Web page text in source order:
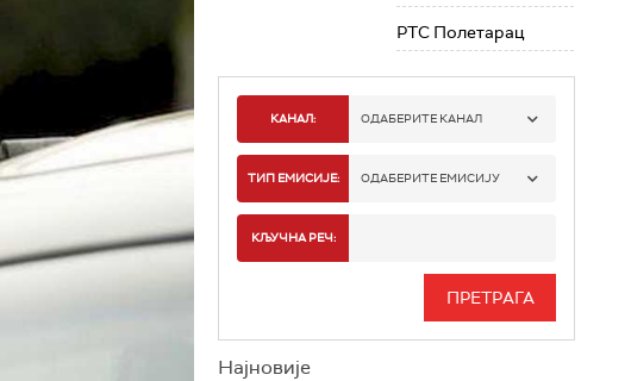
РТС Полетарац
КАНАЛ: ОДАБЕРИТЕ КАНАЛ
РТС 1
РТС 3
ТИП ЕМИСИЈЕ: ОДАБЕРИТЕ ЕМИСИЈУ
КЉУЧНА РЕЧ:
Најновије